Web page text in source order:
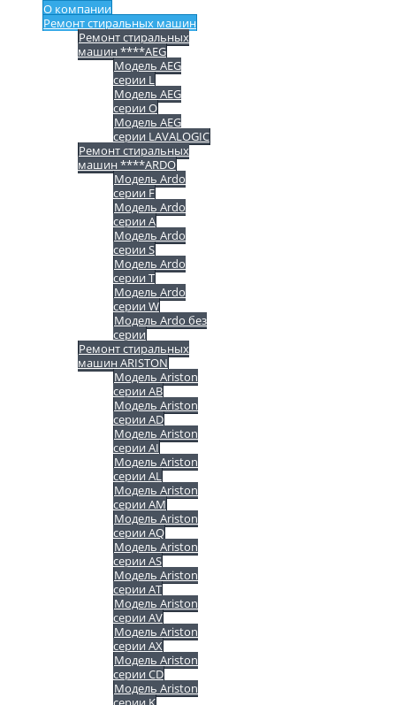
О компании
Ремонт стиральных машин
Ремонт стиральных
машин ****AEG
Модель AEG
серии L
Модель AEG
серии O
Модель AEG
серии LAVALOGIC
Ремонт стиральных
машин ****ARDO
Модель Ardo
серии F
Модель Ardo
серии A
Модель Ardo
серии S
Модель Ardo
серии T
Модель Ardo
серии W
Модель Ardo без
серии
Ремонт стиральных
машин ARISTON
Модель Ariston
серии AB
Модель Ariston
серии AD
Модель Ariston
серии AI
Модель Ariston
серии AL
Модель Ariston
серии AM
Модель Ariston
серии AQ
Модель Ariston
серии AS
Модель Ariston
серии AT
Модель Ariston
серии AV
Модель Ariston
серии AX
Модель Ariston
серии CD
Модель Ariston